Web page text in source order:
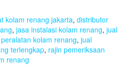
kolam renang jakarta, distributor
, jasa instalasi kolam renang, jual
kolam renang, jual
terlengkap, rajin pemeriksaan
renang